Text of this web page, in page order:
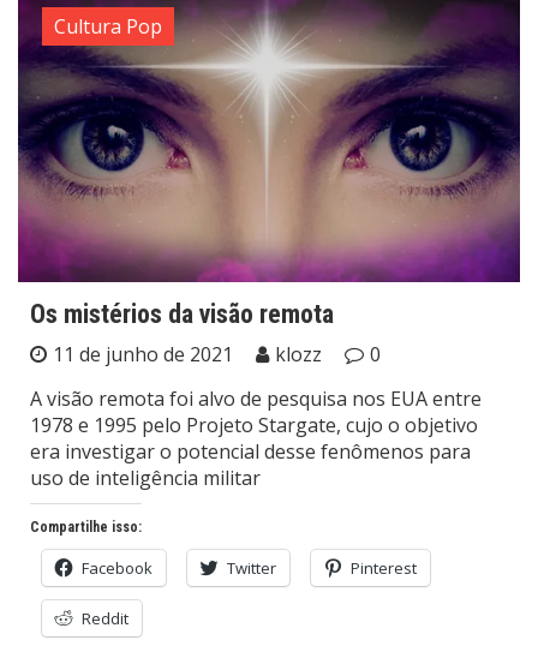
Cultura Pop
Os mistérios da visão remota
11 de junho de 2021 klozz
0
A visão remota foi alvo de pesquisa nos EUA entre
1978 e 1995 pelo Projeto Stargate, cujo o objetivo
era investigar o potencial desse fenômenos para
uso de inteligência militar
Compartilhe isso:
Facebook Twitter Pinterest
Reddit